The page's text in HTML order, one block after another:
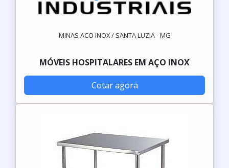
MINAS ACO INOX / SANTA LUZIA - MG
MÓVEIS HOSPITALARES EM AÇO INOX
Cotar agora